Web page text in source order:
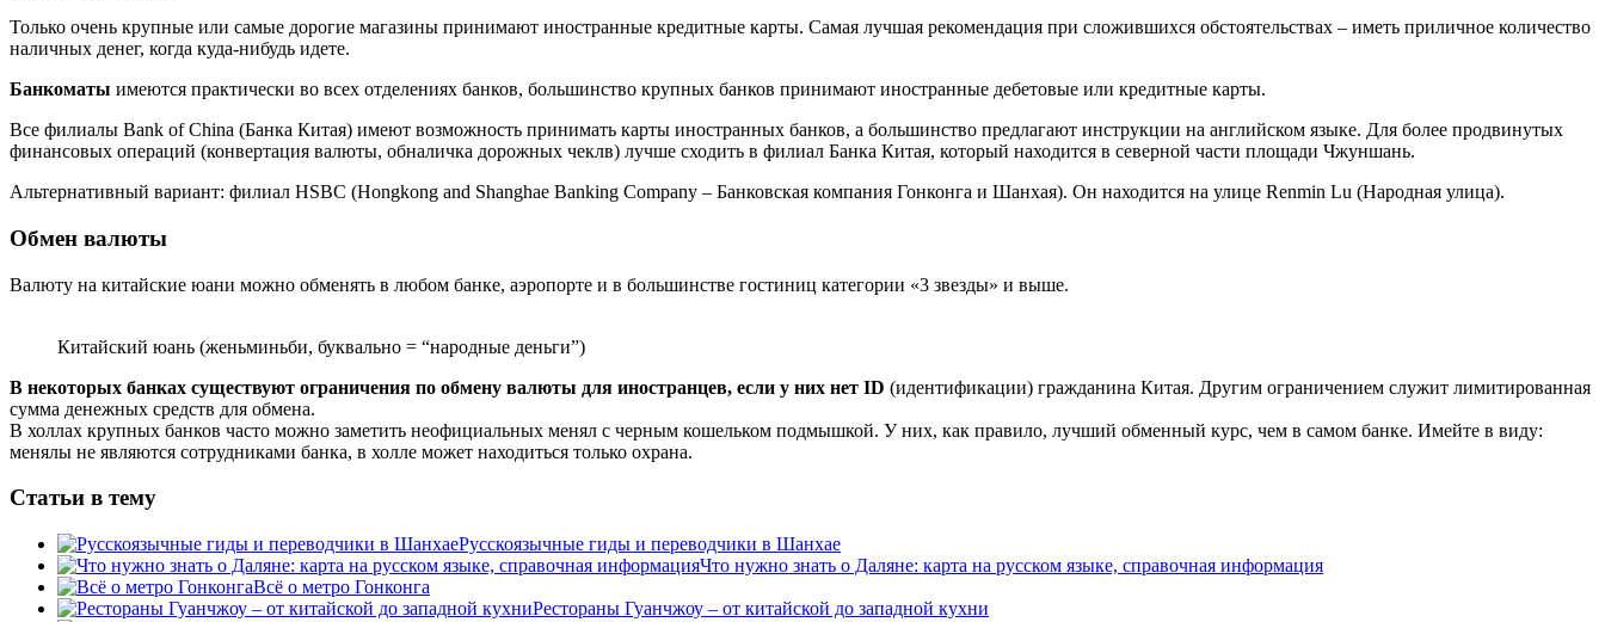
Только очень крупные или самые дорогие магазины принимают иностранные кредитные карты. Самая лучшая рекомендация при сложившихся обстоятельствах – иметь приличное количество
наличных денег, когда куда-нибудь идете.
Банкоматы имеются практически во всех отделениях банков, большинство крупных банков принимают иностранные дебетовые или кредитные карты.
Все филиалы Bank of China (Банка Китая) имеют возможность принимать карты иностранных банков, а большинство предлагают инструкции на английском языке. Для более продвинутых
финансовых операций (конвертация валюты, обналичка дорожных чеклв) лучше сходить в филиал Банка Китая, который находится в северной части площади Чжуншань.
Альтернативный вариант: филиал HSBC (Hongkong and Shanghae Banking Company – Банковская компания Гонконга и Шанхая). Он находится на улице Renmin Lu (Народная улица).
Обмен валюты
Валюту на китайские юани можно обменять в любом банке, аэропорте и в большинстве гостиниц категории «3 звезды» и выше.
Китайский юань (женьминьби, буквально = “народные деньги”)
В некоторых банках существуют ограничения по обмену валюты для иностранцев, если у них нет ID (идентификации) гражданина Китая. Другим ограничением служит лимитированная
сумма денежных средств для обмена.
В холлах крупных банков часто можно заметить неофициальных менял с черным кошельком подмышкой. У них, как правило, лучший обменный курс, чем в самом банке. Имейте в виду:
менялы не являются сотрудниками банка, в холле может находиться только охрана.
Статьи в тему
Русскоязычные гиды и переводчики в Шанхае
Что нужно знать о Даляне: карта на русском языке, справочная информация
Всё о метро Гонконга
Рестораны Гуанчжоу – от китайской до западной кухни